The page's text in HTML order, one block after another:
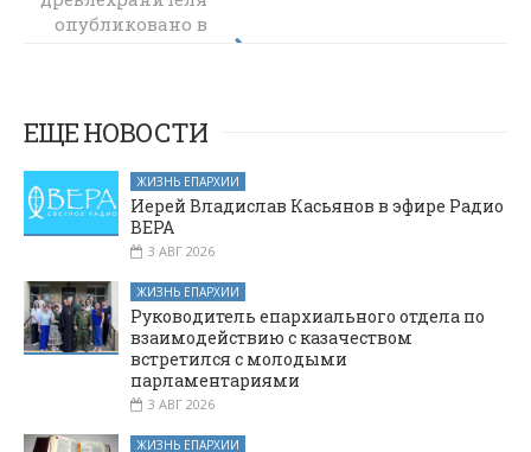
объявлена
Богослова
опубликовано в
сборнике 2026
года
ЕЩЕ НОВОСТИ
ЖИЗНЬ ЕПАРХИИ
Иерей Владислав Касьянов в эфире Радио
ВЕРА
3 АВГ 2026
ЖИЗНЬ ЕПАРХИИ
Руководитель епархиального отдела по
взаимодействию с казачеством
встретился с молодыми
парламентариями
3 АВГ 2026
ЖИЗНЬ ЕПАРХИИ